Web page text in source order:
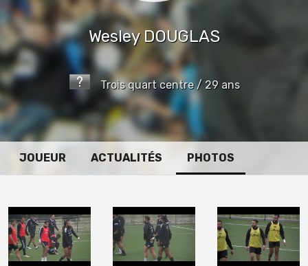
Wesley DOUGLAS
Trois quart centre / 29 ans
JOUEUR ACTUALITÉS PHOTOS